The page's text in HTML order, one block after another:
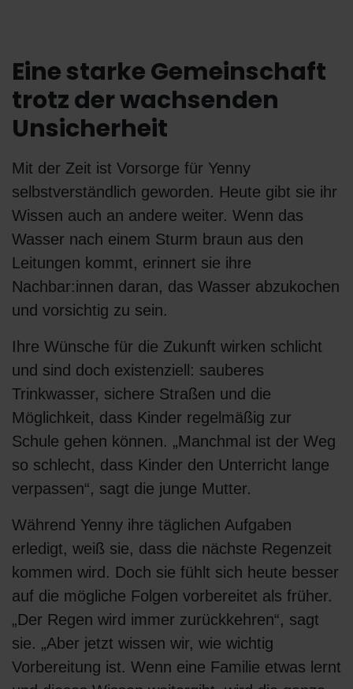
Eine starke Gemeinschaft
trotz der wachsenden
Unsicherheit
Mit der Zeit ist Vorsorge für Yenny
selbstverständlich geworden. Heute gibt sie ihr
Wissen auch an andere weiter. Wenn das
Wasser nach einem Sturm braun aus den
Leitungen kommt, erinnert sie ihre
Nachbar:innen daran, das Wasser abzukochen
und vorsichtig zu sein.
Ihre Wünsche für die Zukunft wirken schlicht
und sind doch existenziell: sauberes
Trinkwasser, sichere Straßen und die
Möglichkeit, dass Kinder regelmäßig zur
Schule gehen können. „Manchmal ist der Weg
so schlecht, dass Kinder den Unterricht lange
verpassen“, sagt die junge Mutter.
Während Yenny ihre täglichen Aufgaben
erledigt, weiß sie, dass die nächste Regenzeit
kommen wird. Doch sie fühlt sich heute besser
auf die mögliche Folgen vorbereitet als früher.
„Der Regen wird immer zurückkehren“, sagt
sie. „Aber jetzt wissen wir, wie wichtig
Vorbereitung ist. Wenn eine Familie etwas lernt